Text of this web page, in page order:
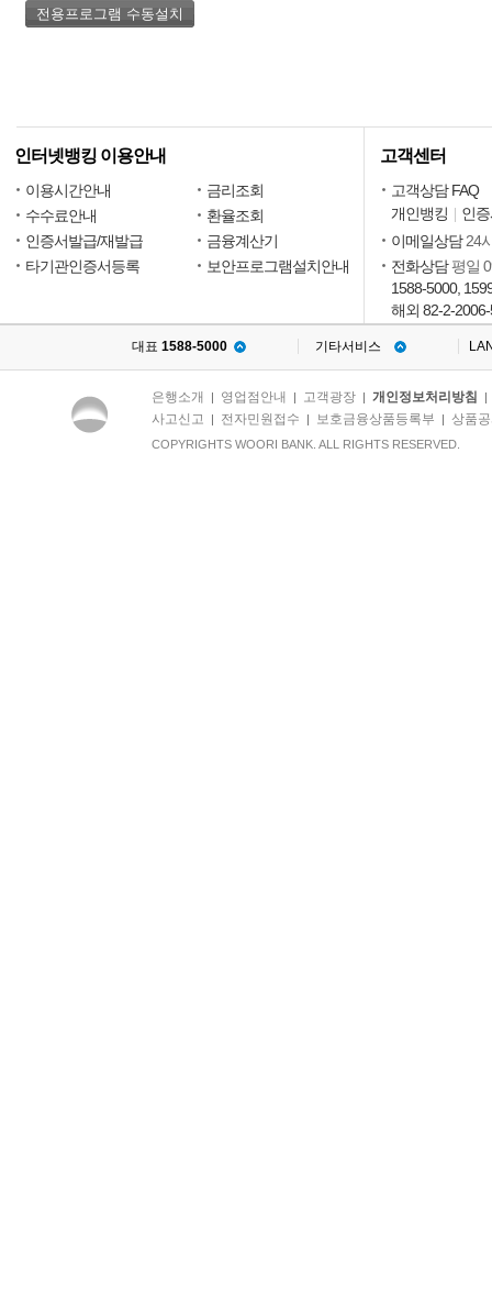
전용프로그램 수동설치
인터넷뱅킹 이용안내
이용시간안내
금리조회
수수료안내
환율조회
인증서발급/재발급
금융계산기
타기관인증서등록
보안프로그램설치안내
고객센터
고객상담 FAQ
개인뱅킹
인
이메일상담24
전화상담평일
1588-5000,
해외 82-2-
대표 1588-5000 기타서비스
은행소개 영업점안내 고객광장| 개인정보처리방침
사고신고 전자민원접수 보호금융상품등록부 상품
COPYRIGHTS WOORI BANK. ALL RIGHTS RESERVED.